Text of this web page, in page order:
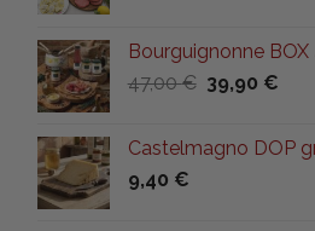
era:
69,60 €.
è:
Bourguignonne BOX
47,00€ Il
era:
39,90 €
è:
Castelmagno DOP
9,40 €